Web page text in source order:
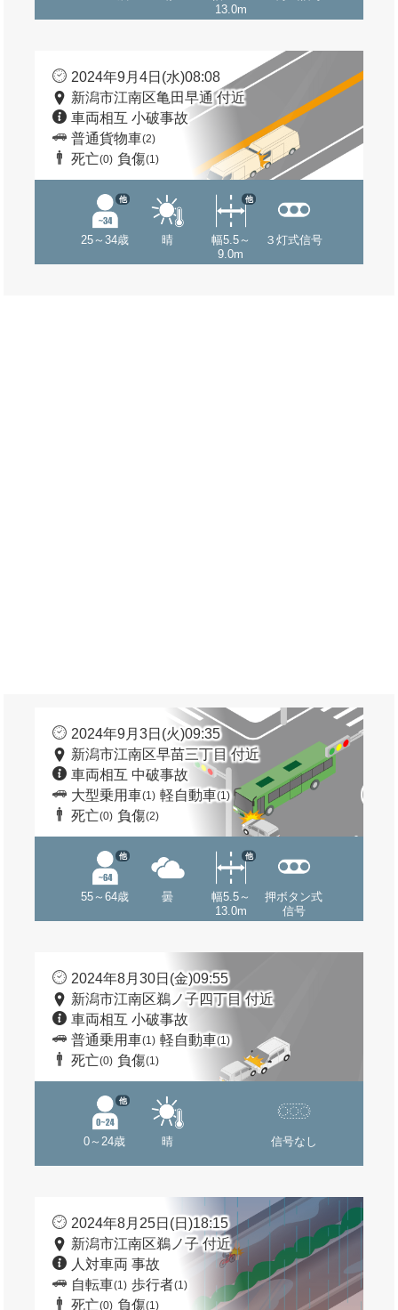
13.0m
2024年9月4日(水)08:08
新潟市江南区亀田早通 付近
車両相互 小破事故
普通貨物車(2)
死亡(0) 負傷(1)
25～34歳
他
晴
幅5.5～
9.0m
他
３灯式信号
2024年9月3日(火)09:35
新潟市江南区早苗三丁目 付近
車両相互 中破事故
大型乗用車(1) 軽自動車(1)
死亡(0) 負傷(2)
55～64歳
他
曇
幅5.5～
13.0m
他
押ボタン式
信号
2024年8月30日(金)09:55
新潟市江南区鵜ノ子四丁目 付近
車両相互 小破事故
普通乗用車(1) 軽自動車(1)
死亡(0) 負傷(1)
0～24歳
他
晴 信号なし
2024年8月25日(日)18:15
新潟市江南区鵜ノ子 付近
人対車両 事故
自転車(1) 歩行者(1)
死亡(0) 負傷(1)